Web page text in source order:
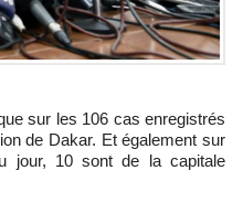
sur les 106 cas enregistrés
de Dakar. Et également sur
jour, 10 sont de la capitale